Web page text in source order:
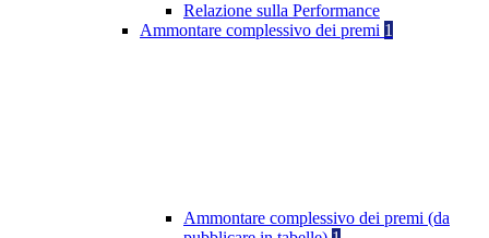
Relazione sulla Performance
Ammontare complessivo dei premi 1
Ammontare complessivo dei premi (da